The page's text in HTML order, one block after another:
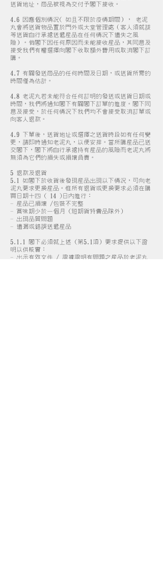
送貨地址，商品被視為交付予閣下接收。
4.6 因應個別情況( 如且不限於疫情期間）， 老泥
丸會將送貨物品置於門外或大堂管理處（客人須就該
等送貨自行承擔送遞產品在任何情況下遺失之風
險）。倘閣下因任何原因而未能接收產品，其同意及
接受我們有權選擇向閣下收取額外費用或取消閣下訂
購。
4.7 有關發送商品的任何時間及日期，或送貨所需的
時間僅為估計。
4.8 老泥丸若未能符合任何訂明的發送或送貨日期或
時間，我們將通知閣下有關閣下訂單的進度。閣下同
意及接受，於任何情況下我們均不會接受取消訂單或
向客人退款。
4.9 下單後，送貨地址或選擇之送貨時段如有任何變
更，請即時通知老泥丸，以便安排。當所購產品已送
交閣下，閣下將自行承擔持有產品的風險而老泥丸將
無須為它們的損失或損壞負責。
5 退款及退貨
5.1 如閣下於收貨後發現產品出現以下情況，可向老
泥丸要求更換產品。惟所有退貨或更換要求必須在購
買日期十四 ( 14 )日內進行：
- 產品已損壞 /包裝不完整
- 賞味期少於一個月 (短期貨特賣品除外)
- 出現品質問題
- 遺漏或錯誤送遞產品
5.1.1 閣下必須就上述 (第5.1項) 要求提供以下證
明以供核實：
- 出示有效文件 / 證據證明有問題之產品於老泥丸